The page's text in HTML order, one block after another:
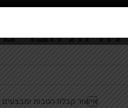
ראשונים על
להיות
אישור קבלת הטבות ומבצעים